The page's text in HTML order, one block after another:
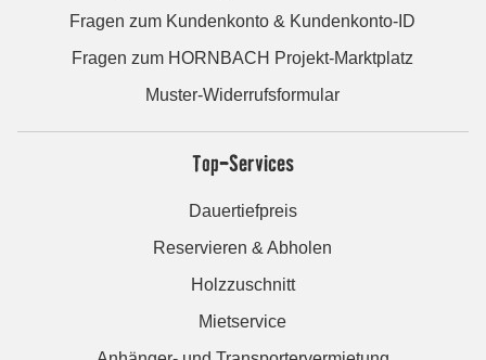
Fragen zum Kundenkonto & Kundenkonto-ID
Fragen zum HORNBACH Projekt-Marktplatz
Muster-Widerrufsformular
Top-Services
Dauertiefpreis
Reservieren & Abholen
Holzzuschnitt
Mietservice